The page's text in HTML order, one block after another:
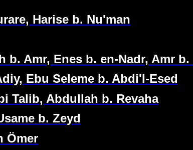
Harise b. Nu'man
b. Amr, Enes b. en-Nadr, Amr
Ebu Seleme b. Abdi'I-Esed
Talib, Abdullah b. Revaha
b. Zeyd
Ömer